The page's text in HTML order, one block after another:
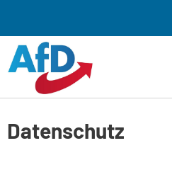
Zum
Inhalt
springen
Datenschutz